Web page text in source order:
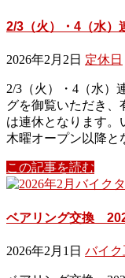
2/3（火）・4（水）
2026年2月2日 定休日
2/3（火）・4（水）
グを御覧いただき、
は連休となります。
木曜オープン以降
この記事を読む
ベアリング交換
2026年2月1日 バイ